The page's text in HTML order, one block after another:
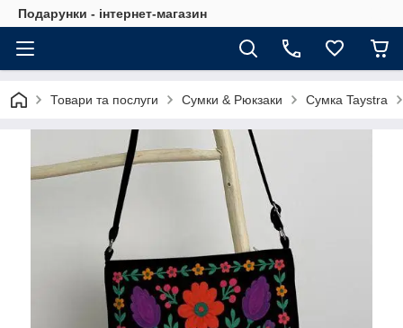
Подарунки - інтернет-магазин
Товари та послуги Сумки & Рюкзаки Сумка Taystra